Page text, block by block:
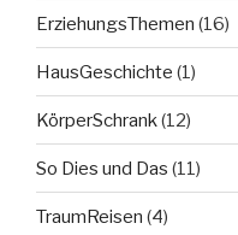
ErziehungsThemen (16)
HausGeschichte (1)
KörperSchrank(12)
So Dies und Das (11)
TraumReisen (4)